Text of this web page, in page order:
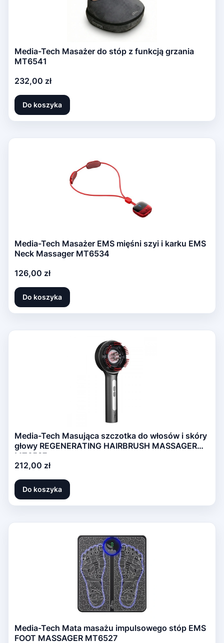
Media-Tech Masażer do stóp z funkcją grzania
MT6541
Cena
232,00 zł
Do koszyka
Media-Tech Masażer EMS mięśni szyi i karku EMS
Neck Massager MT6534
Cena
126,00 zł
Do koszyka
Media-Tech Masująca szczotka do włosów i skóry
głowy REGENERATING HAIRBRUSH MASSAGER
MT6537
Cena
212,00 zł
Do koszyka
Media-Tech Mata masażu impulsowego stóp EMS
FOOT MASSAGER MT6527